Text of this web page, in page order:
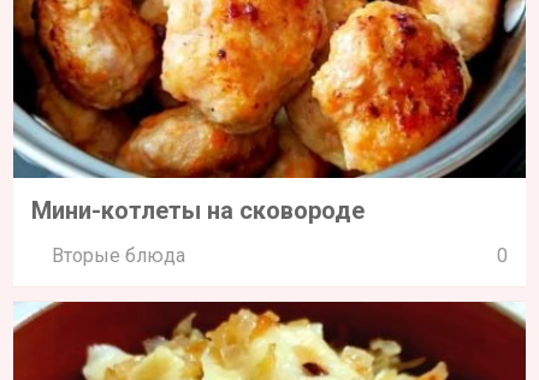
Мини-котлеты на сковороде
Вторые блюда 0